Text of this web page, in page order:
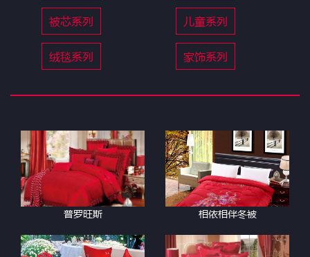
被芯系列 儿童系列
绒毯系列 家饰系列
普罗旺斯 相依相伴冬被